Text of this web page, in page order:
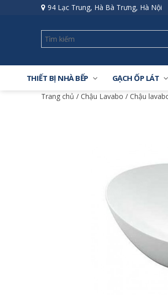
94 Lạc Trung, Hà Bà Trưng, Hà Nội
THIẾT BỊ NHÀ BẾP GẠCH ỐP LÁT
Trang chủ / Chậu Lavabo / Chậu